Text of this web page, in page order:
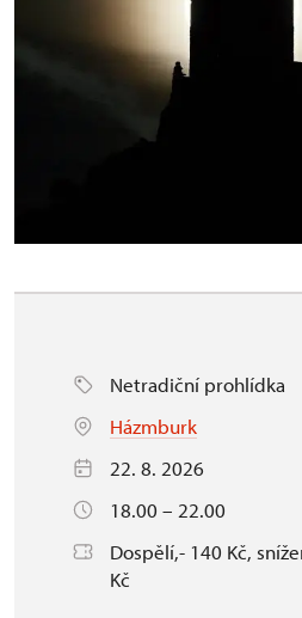
Netradiční prohlídka
Házmburk
22. 8. 2026
18.00 – 22.00
Dospělí,- 140 Kč,
Kč